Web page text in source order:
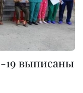
19 выписаны